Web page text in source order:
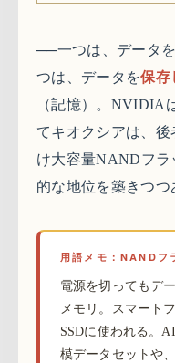
──一つは、データ
つは、データを保存
（記憶）。NVIDIA
てキオクシアは、
け大容量NANDフラ
的な地位を築きつつ
用語メモ：NANDフ
電源を切ってもデ
メモリ。スマート
SSDに使われる。
模データセットや